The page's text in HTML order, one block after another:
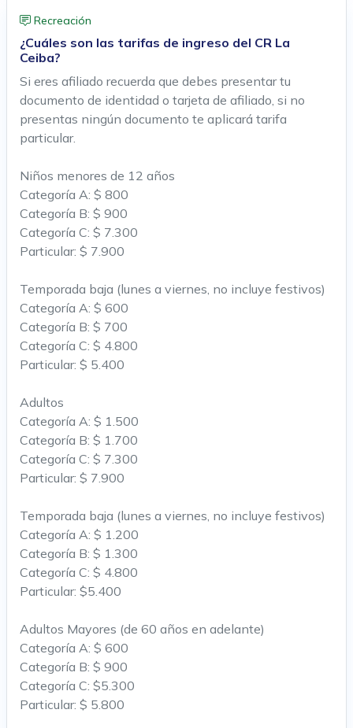
Recreación
¿Cuáles son las tarifas de ingreso del CR La
Ceiba?
Si eres afiliado recuerda que debes presentar tu
documento de identidad o tarjeta de afiliado, si no
presentas ningún documento te aplicará tarifa
particular.
Niños menores de 12 años
Categoría A: $ 800
Categoría B: $ 900
Categoría C: $ 7.300
Particular: $ 7.900
Temporada baja (lunes a viernes, no incluye festivos)
Categoría A: $ 600
Categoría B: $ 700
Categoría C: $ 4.800
Particular: $ 5.400
Adultos
Categoría A: $ 1.500
Categoría B: $ 1.700
Categoría C: $ 7.300
Particular: $ 7.900
Temporada baja (lunes a viernes, no incluye festivos)
Categoría A: $ 1.200
Categoría B: $ 1.300
Categoría C: $ 4.800
Particular: $5.400
Adultos Mayores (de 60 años en adelante)
Categoría A: $ 600
Categoría B: $ 900
Categoría C: $5.300
Particular: $ 5.800